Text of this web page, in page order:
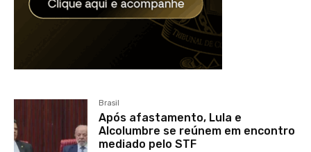
Brasil
Após afastamento, Lula e
Alcolumbre se reúnem em encontro
mediado pelo STF